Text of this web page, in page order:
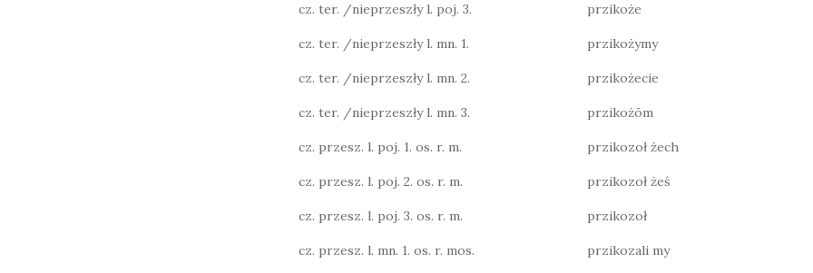
cz. ter. /nieprzeszły l. poj. 3. przikoże
cz. ter. /nieprzeszły l. mn. 1. przikożymy
cz. ter. /nieprzeszły l. mn. 2. przikożecie
cz. ter. /nieprzeszły l. mn. 3. przikożōm
cz. przesz. l. poj. 1. os. r. m. przikozoł żech
cz. przesz. l. poj. 2. os. r. m. przikozoł żeś
cz. przesz. l. poj. 3. os. r. m. przikozoł
cz. przesz. l. mn. 1. os. r. mos. przikozali my